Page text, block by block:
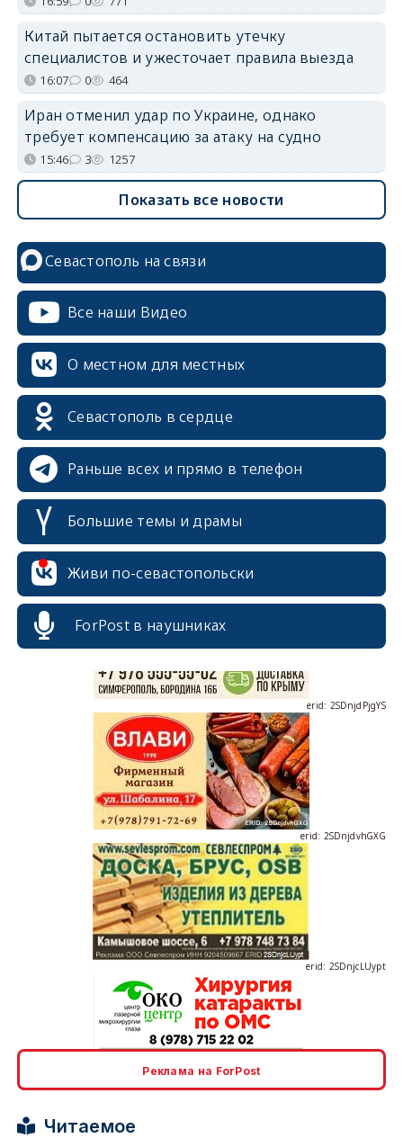
Китай пытается остановить утечку
специалистов и ужесточает правила выезда
16:07 0 464
Иран отменил удар по Украине, однако
требует компенсацию за атаку на судно
15:46 3 1257
Показать все новости
Севастополь на связи
Все наши Видео
О местном для местных
Севастополь в сердце
Раньше всех и прямо в телефон
Большие темы и драмы
Живи по-севастопольски
ForPost в наушниках
erid: 2SDnjcrDNw6
erid: 2SDnjdvhGXG
erid: 2SDnjcrDNw6
Реклама на ForPost
Читаемое